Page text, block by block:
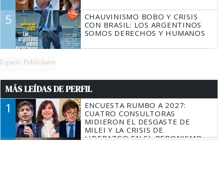
5
CHAUVINISMO BOBO Y CRISIS
CON BRASIL: LOS ARGENTINOS
SOMOS DERECHOS Y HUMANOS
Espacio Publicitario
MÁS LEÍDAS DE PERFIL
1
ENCUESTA RUMBO A 2027:
CUATRO CONSULTORAS
MIDIERON EL DESGASTE DE
MILEI Y LA CRISIS DE
LIDERAZGO EN EL PERONISMO